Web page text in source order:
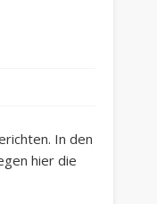
In den
hier die